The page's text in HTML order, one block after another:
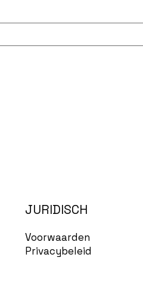
JURIDISCH
Privacybeleid
Voorwaarden